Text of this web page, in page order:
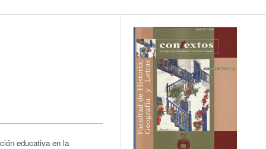
educativa en la